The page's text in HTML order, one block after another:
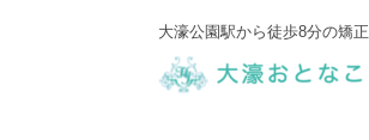
大濠公園駅から徒歩8分の矯